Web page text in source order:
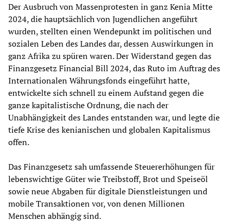
Der Ausbruch von Massenprotesten in ganz Kenia Mitte
2024, die hauptsächlich von Jugendlichen angeführt
wurden, stellten einen Wendepunkt im politischen und
sozialen Leben des Landes dar, dessen Auswirkungen in
ganz Afrika zu spüren waren. Der Widerstand gegen das
Finanzgesetz Financial Bill 2024, das Ruto im Auftrag des
Internationalen Währungsfonds eingeführt hatte,
entwickelte sich schnell zu einem Aufstand gegen die
ganze kapitalistische Ordnung, die nach der
Unabhängigkeit des Landes entstanden war, und legte die
tiefe Krise des kenianischen und globalen Kapitalismus
offen.
Das Finanzgesetz sah umfassende Steuererhöhungen für
lebenswichtige Güter wie Treibstoff, Brot und Speiseöl
sowie neue Abgaben für digitale Dienstleistungen und
mobile Transaktionen vor, von denen Millionen
Menschen abhängig sind.